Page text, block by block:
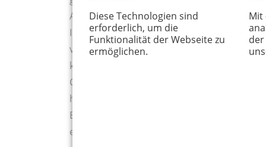
Diese Technologien sind
erforderlich, um die
Funktionalität der Webseite zu
ermöglichen.
Mit
Aufräumen, Kochen – und auch um Mama.
In Schirin Homeiers Buch wird die
verständlich erklärt, sowohl durch die klare
kindlichen Stil gehaltenen Illustrationen.
Charakter, beispielsweise durch freie
hineinzuhorchen und sich dem Thema
Buch enthaltene Ratgeber, der Kindern
einer entsprechenden Erkrankung gibt.